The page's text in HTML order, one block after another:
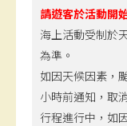
請遊客於活動開
海上活動受制於
為準。
如因天候因素 ，
小時前通知 ， 取
行程進行中，如